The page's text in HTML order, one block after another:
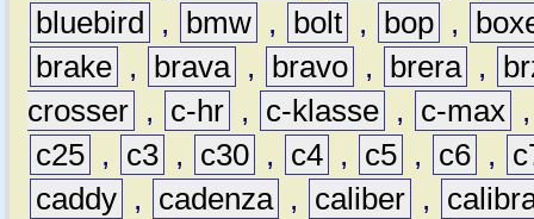
bluebird
, bmw , bolt , bop ,
brake , brava , bravo , brera ,
crosser , c-hr , c-klasse , c-max
c25 , c3 , c30 , c4 , c5 , c6 ,
caddy , cadenza , caliber ,